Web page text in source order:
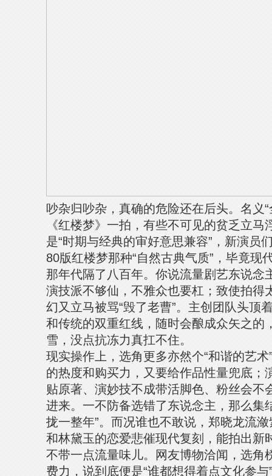
吵杂归吵杂，真确的危险还在后头。名义
《红楼梦》一拍，有些不可见的贫乏立
是“时期与经典的审好意思兼容”，新演员
80版红楼梦那种“自然古典气质”，毕竟现
那年代隔了八百年。你说流量剧艺东说念
演技派不够仙，不雅众也要杠；致使拍得
幻又立马被骂“毁了老曹”。主创团队头顶
和传统的双重红线，随时会酿成众矢之的
雪，没点抗冻力真扛不住。
现实操作上，选角更多亦然个“和谐的艺
的热度和购买力，又要给作品性量兜底；
贴原著、演妙技不成带活脚色、粉丝会不
进来。一不防备选错了东说念主，那么集
拢一整年”。而况谁也不敢说，郑晓龙流
和林黛玉的恋爱悲催现代复刻，能拍出新
不带一点流量味儿。网友博物洽闻，选角
费力，说到底便是“谁都想得着点文化参与